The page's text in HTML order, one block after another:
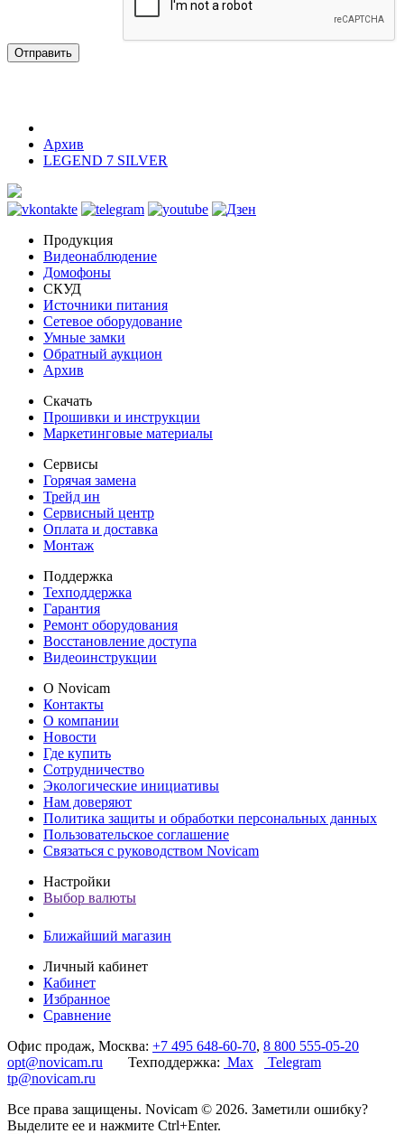
Отправить
Архив
LEGEND 7 SILVER
Продукция
Видеонаблюдение
Домофоны
СКУД
Источники питания
Сетевое оборудование
Умные замки
Обратный аукцион
Архив
Скачать
Прошивки и инструкции
Маркетинговые материалы
Сервисы
Горячая замена
Трейд ин
Сервисный центр
Оплата и доставка
Монтаж
Поддержка
Техподдержка
Гарантия
Ремонт оборудования
Восстановление доступа
Видеоинструкции
О Novicam
Контакты
О компании
Новости
Где купить
Сотрудничество
Экологические инициативы
Нам доверяют
Политика защиты и обработки персональных данных
Пользовательское соглашение
Связаться с руководством Novicam
Настройки
Выбор валюты
Ближайший магазин
Личный кабинет
Кабинет
Избранное
Сравнение
Офис продаж, Москва: +7 495 648-60-70, 8 800 555-05-20
opt@novicam.ru Техподдержка: Max
Telegram
tp@novicam.ru
Все права защищены. Novicam © 2026. Заметили ошибку?
Выделите ее и нажмите Ctrl+Enter.